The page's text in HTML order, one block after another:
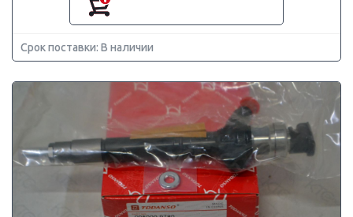
Срок поставки: В наличии